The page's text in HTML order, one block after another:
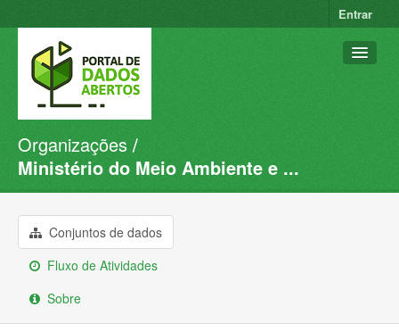
Entrar
Conjuntos de dados
Organizações
Sobre
Organizações
Ministério do Meio Ambiente e ...
Conjuntos de dados
Fluxo de Atividades
Sobre